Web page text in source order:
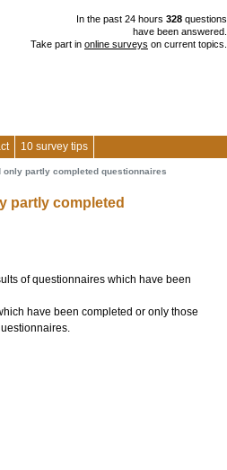
In the past 24 hours 328 questions
have been answered.
Take part in online surveys on current topics.
10 survey tips
only partly completed questionnaires
partly completed
of questionnaires which have been
have been completed or only those